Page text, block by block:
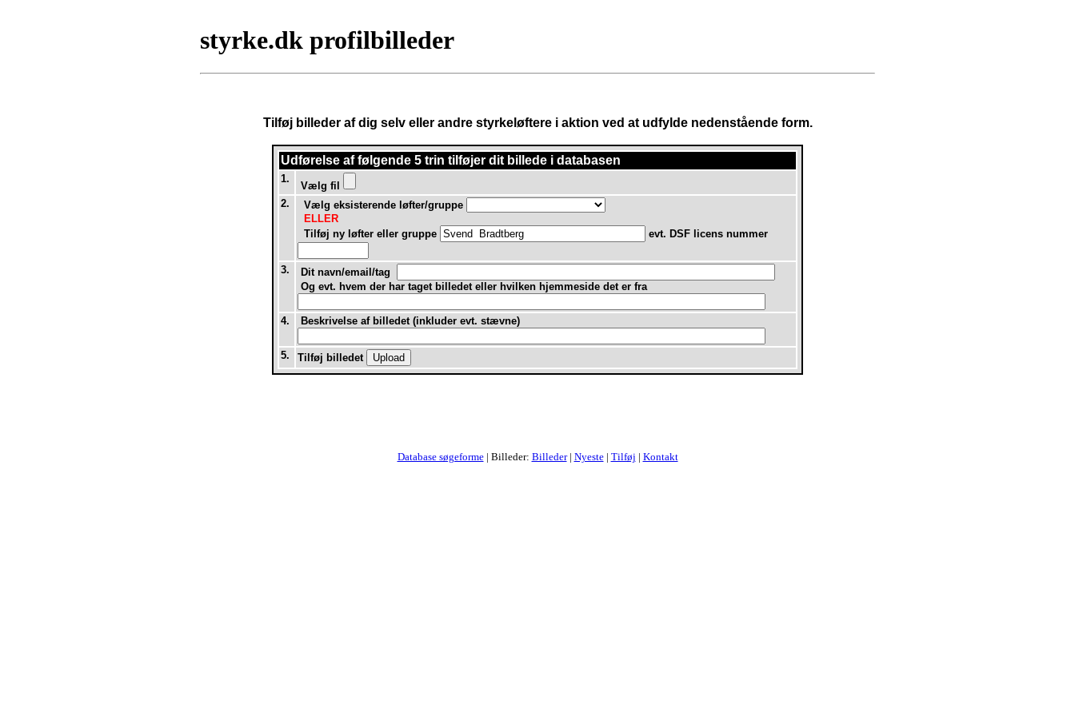
styrke.dk profilbilleder
Tilføj billeder af dig selv eller andre styrkeløftere i aktion ved at udfylde nedenstående form.
Udførelse affølgende 5 trin tilføjer dit billede i databasen
1.
Vælg fil
2.
Vælg eksisterende løfter/gruppe
ELLER
Tilføj ny løfter eller gruppe
evt. DSF licens nummer
3.
Dit navn/email/tag
Og evt. hvem der har taget billedet eller hvilken hjemmeside det er fra
4. Beskrivelse af billedet (inkluder evt. stævne)
5. Tilføj billedet
Database søgeforme| Billeder: Billeder| Nyeste| Tilføj | Kontakt